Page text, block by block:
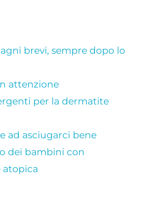
brevi, sempre dopo lo
attenzione
per la dermatite
ad asciugarci bene
dei bambini con